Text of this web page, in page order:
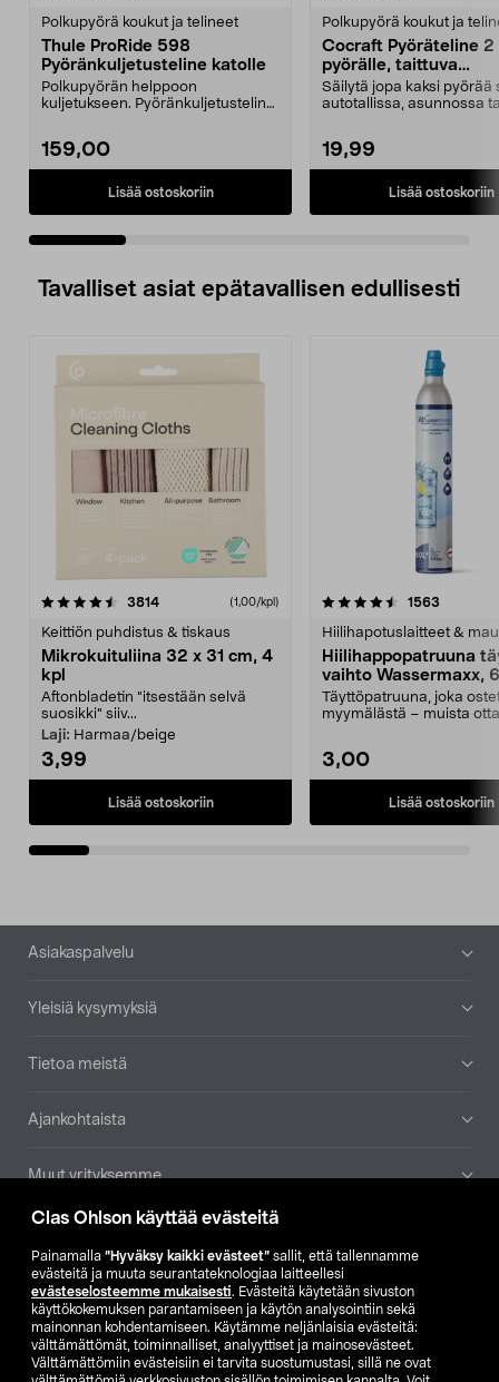
Clas Ohlson käyttää evästeitä
Painamalla ”Hyväksy kaikki evästeet” sallit, että tallennamme
evästeitä ja muuta seurantateknologiaa laitteellesi
evästeselosteemme mukaisesti. Evästeitä käytetään sivuston
käyttökokemuksen parantamiseen ja käytön analysointiin sekä
mainonnan kohdentamiseen. Käytämme neljänlaisia evästeitä:
välttämättömät, toiminnalliset, analyyttiset ja mainosevästeet.
Välttämättömiin evästeisiin ei tarvita suostumustasi, sillä ne ovat
Polkupyörä koukut ja telineet
Thule ProRide 598
Pyöränkuljetusteline katolle
Polkupyörän helppoon
kuljetukseen. Pyöränkuljetusteline
159,00
Lisää ostoskoriin
Polkupyörä koukut ja
Cocraft Pyöräteline 2
pyörälle, taittuva
seinäkiinnike
Säilytä jopa kaksi pyörää
autotallissa, asunnossa
19,99
Lisää ostoskoriin
Tavalliset asiat epätavallisen edullisesti
3814arvostelut (1,00/kpl)
Keittiön puhdistus & tiskaus
Mikrokuituliina 32 x 31 cm, 4
kpl
Aftonbladetin "itsestään selvä
suosikki" siiv...
Laji: Harmaa/beige
3,99
Lisää ostoskoriin
4.5viidestä
1563
Hiilihapotuslaitteet &
Hiilihappopatruuna
vaihto Wassermaxx,
Täyttöpatruuna, joka
myymälästä – muista
3,00
Lisää ostoskoriin
4.5viidestä
Alatunniste
Asiakaspalvelu
Yleisiä kysymyksiä
Tietoa meistä
Ajankohtaista
Muut yrityksemme
Etsi myymälä
SE NO FI
FI SV